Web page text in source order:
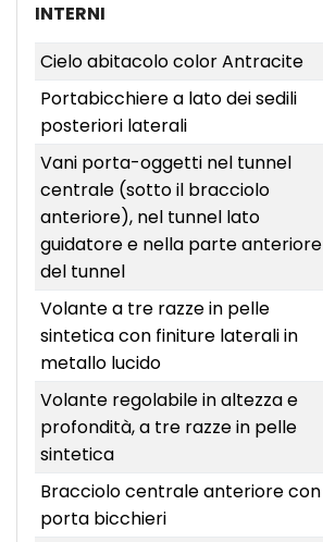
INTERNI
Cielo abitacolo color Antracite
Portabicchiere a lato dei sedili
posteriori laterali
Vani porta-oggetti nel tunnel
centrale (sotto il bracciolo
anteriore), nel tunnel lato
guidatore e nella parte anteriore
del tunnel
Volante a tre razze in pelle
sintetica con finiture laterali in
metallo lucido
Volante regolabile in altezza e
profondità, a tre razze in pelle
sintetica
Bracciolo centrale anteriore con
porta bicchieri